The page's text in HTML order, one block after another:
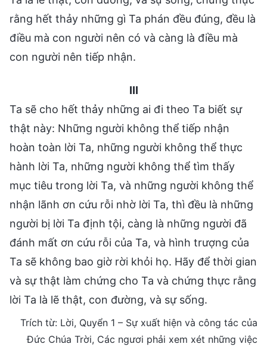
rằng hết thảy những gì Ta phán đều đúng, đều là
điều mà con người nên có và càng là điều mà
con người nên tiếp nhận.
III
Ta sẽ cho hết thảy những ai đi theo Ta biết sự
thật này: Những người không thể tiếp nhận
hoàn toàn lời Ta, những người không thể thực
hành lời Ta, những người không thể tìm thấy
mục tiêu trong lời Ta, và những người không thể
nhận lãnh ơn cứu rỗi nhờ lời Ta, thì đều là những
người bị lời Ta định tội, càng là những người đã
đánh mất ơn cứu rỗi của Ta, và hình trượng của
Ta sẽ không bao giờ rời khỏi họ. Hãy để thời gian
và sự thật làm chứng cho Ta và chứng thực rằng
lời Ta là lẽ thật, con đường, và sự sống.
Trích từ: Lời, Quyển 1 – Sự xuất hiện và công tác của
Đức Chúa Trời, Các ngươi phải xem xét những việc